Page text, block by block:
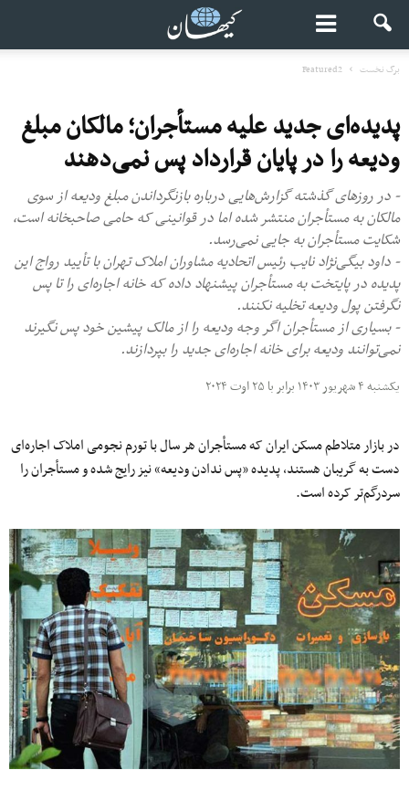
برگ نخست Featured2
پدیده‌ای جدید علیه مستأجران؛ مالکان مبلغ
ودیعه را در پایان قرارداد پس نمی‌دهند
- در روزهای گذشته گزارش‌هایی درباره بازنگرداندن مبلغ ودیعه از سوی
مالکان به مستأجران منتشر شده اما در قوانینی که حامی صاحبخانه است،
شکایت مستأجران به جایی نمی‌رسد.
- داود بیگی‌نژاد نایب رئیس اتحادیه مشاوران املاک تهران با تأیید رواج این
پدیده در پایتخت به مستأجران پیشنهاد داده که خانه‌ اجاره‌ای را تا پس
نگرفتن پول ودیعه تخلیه نکنند.
- بسیاری از مستأجران اگر وجه ودیعه را از مالک پیشین خود پس نگیرند
نمی‌توانند ودیعه برای خانه اجاره‌ای جدید را بپردازند.
یکشنبه ۴ شهریور ۱۴۰۳ برابر با ۲۵ اوت ۲۰۲۴
در بازار متلاطم مسکن ایران که مستأجران هر سال با تورم نجومی املاک اجاره‌ای
دست به گریبان هستند، پدیده «پس ندادن ودیعه» نیز رایج شده و مستأجران را
سردرگم‌تر کرده است.